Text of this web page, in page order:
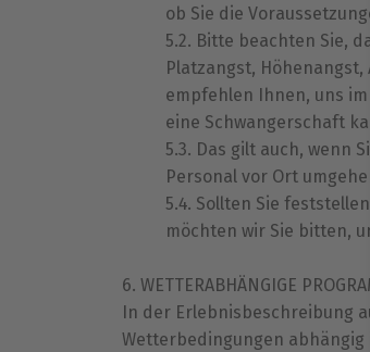
ob Sie die
Bitte beachten Sie,
Platzangst,
empfehlen Ihnen, uns
eine Schwangerschaft
Das gilt auch, wenn
Personal vor Ort
Sollten Sie
möchten wir Sie bitten,
WETTERABHÄNGIGE
In der Erlebnisbeschreibung
Wetterbedingungen abhängig